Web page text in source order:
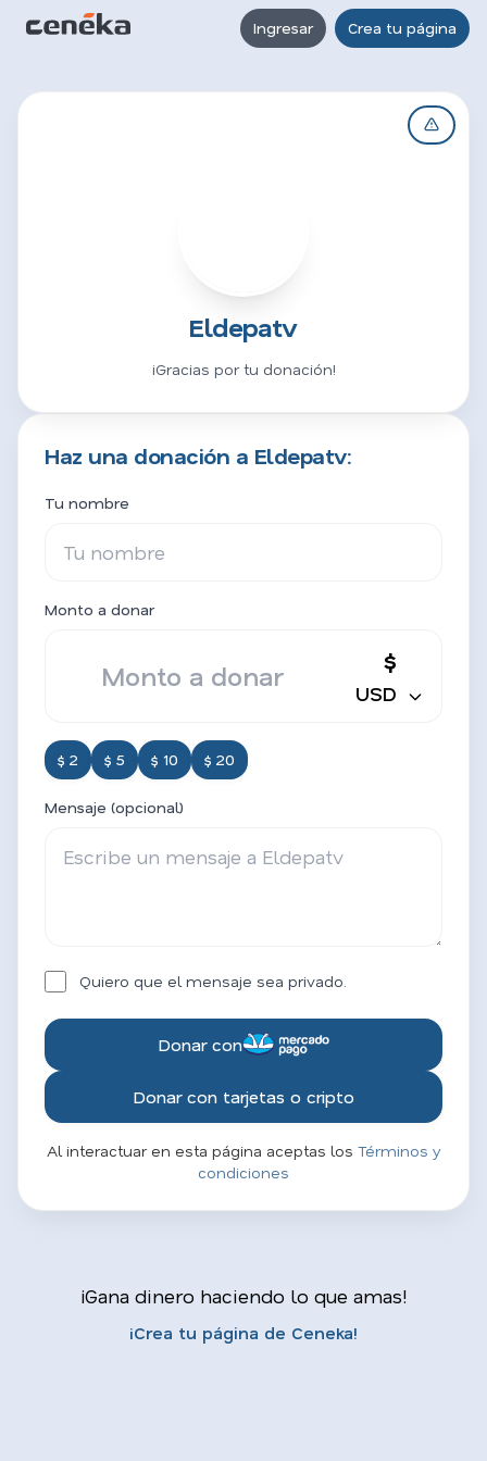
Ingresar Crea tu página
Eldepatv
¡Gracias por tu donación!
Haz una donación a Eldepatv:
Tu nombre
Monto a donar
$
USD
$ 2 $ 5 $ 10 $ 20
Mensaje (opcional)
Quiero que el mensaje sea privado.
Donar con
Donar con tarjetas o cripto
Al interactuar en esta página aceptas los Términos y
condiciones
¡Gana dinero haciendo lo que amas!
¡Crea tu página de Ceneka!